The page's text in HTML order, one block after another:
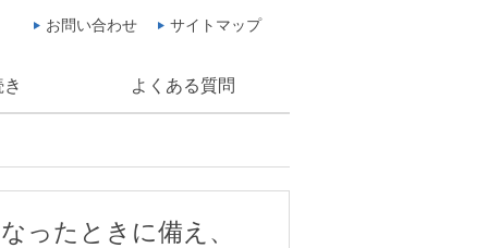
お問い合わせ サイトマップ
よくある質問
ったときに備え、